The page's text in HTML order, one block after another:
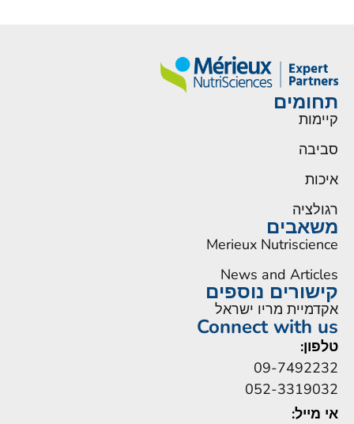
תחומים
קיימות
סביבה
איכות
רגולציה
משאבים
Merieux Nutriscience
News and Articles
קישורים נוספים
אקדמיית מריו ישראל
Connect with us
טלפון:
09-7492232
052-3319032
אי מייל: